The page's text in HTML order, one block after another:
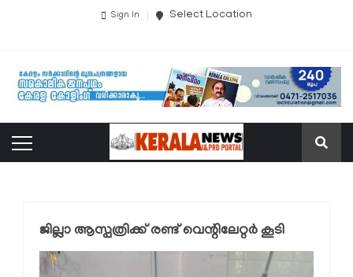
Sign In Select Location
ജില്ലാ ആസ്പത്രിക്ക് രണ്ട് വെന്റിലേറ്റര്‍ കൂടി